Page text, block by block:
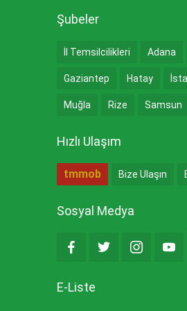
Şubeler
İl Temsilcilikleri Adana
Gaziantep Hatay
Muğla Rize Samsun
Hızlı Ulaşım
tmmob Bize Ulaşın
Sosyal Medya
E-Liste